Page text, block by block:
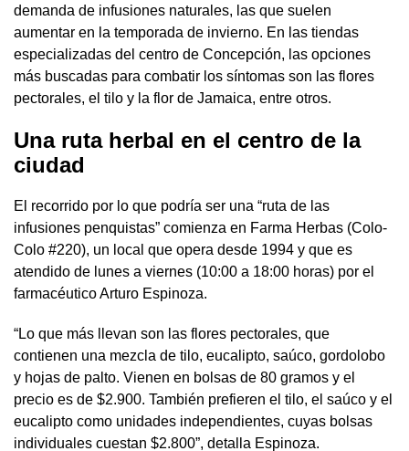
demanda de infusiones naturales, las que suelen
aumentar en la temporada de invierno. En las tiendas
especializadas del centro de Concepción, las opciones
más buscadas para combatir los síntomas son las flores
pectorales, el tilo y la flor de Jamaica, entre otros.
Una ruta herbal en el centro de la
ciudad
El recorrido por lo que podría ser una “ruta de las
infusiones penquistas” comienza en Farma Herbas (Colo-
Colo #220), un local que opera desde 1994 y que es
atendido de lunes a viernes (10:00 a 18:00 horas) por el
farmacéutico Arturo Espinoza.
“Lo que más llevan son las flores pectorales, que
contienen una mezcla de tilo, eucalipto, saúco, gordolobo
y hojas de palto. Vienen en bolsas de 80 gramos y el
precio es de $2.900. También prefieren el tilo, el saúco y el
eucalipto como unidades independientes, cuyas bolsas
individuales cuestan $2.800”, detalla Espinoza.